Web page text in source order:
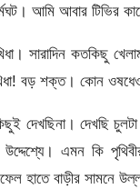
আমি আবার টিভির
সারাদিন কতকিছু
বড় শক্ত। কোন
দেখছিনা। দেখছি
এমন কি
হাতে বাড়ীর সামনে